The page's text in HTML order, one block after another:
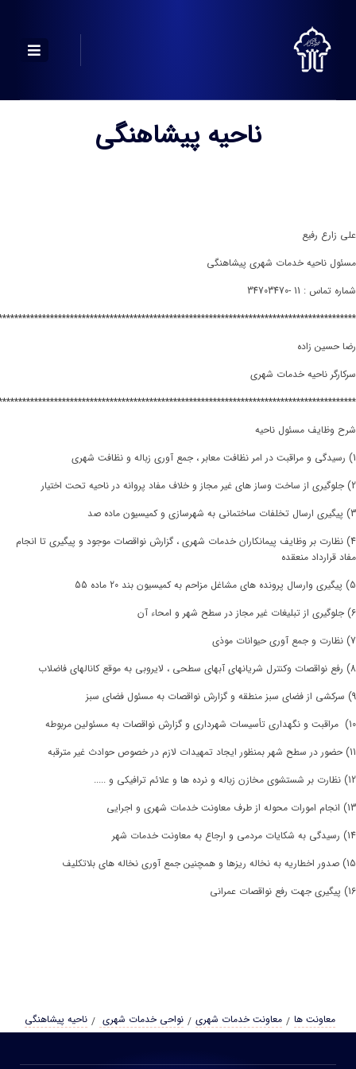
ناحیه پیشاهنگی
علی زارع رفیع
مسئول ناحیه خدمات شهری پیشاهنگی
شماره تماس : 11 -34703470
رضا حسین زاده
سرکارگر ناحیه خدمات شهری
شرح وظایف مسئول ناحیه
1) رسیدگی و مراقبت در امر نظافت معابر ، جمع آوری زباله و نظافت شهری
2) جلوگیری از ساخت وساز های غیر مجاز و خلاف مفاد پروانه در ناحیه تحت اختیار
3) پیگیری ارسال تخلفات ساختمانی به شهرسازی و کمیسیون ماده صد
4) نظارت بر وظایف پیمانکاران خدمات شهری ، گزارش نواقصات موجود و پیگیری تا انجام
مفاد قرارداد منعقده
5) پیگیری وارسال پرونده های مشاغل مزاحم به کمیسیون بند 20 ماده 55
6) جلوگیری از تبلیغات غیر مجاز در سطح شهر و امحاء آن
7) نظارت و جمع آوری حیوانات موذی
8) رفع نواقصات وکنترل شریانهای آبهای سطحی ، لایروبی به موقع کانالهای فاضلاب
9) سرکشی از فضای سبز منطقه و گزارش نواقصات به مسئول فضای سبز
10) مراقبت و نگهداری تأسیسات شهرداری و گزارش نواقصات به مسئولین مربوطه
11) حضور در سطح شهر بمنظور ایجاد تمهیدات لازم در خصوص حوادث غیر مترقبه
12) نظارت بر شستشوی مخازن زباله و نرده ها و علائم ترافیکی و .....
13) انجام امورات محوله از طرف معاونت خدمات شهری و اجرایی
14) رسیدگی به شکایات مردمی و ارجاع به معاونت خدمات شهر
15) صدور اخطاریه به نخاله ریزها و همچنین جمع آوری نخاله های بلاتکلیف
16) پیگیری جهت رفع نواقصات عمرانی
معاونت ها معاونت خدمات شهری نواحی خدمات شهری ناحیه پیشاهنگی